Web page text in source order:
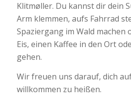
Klitmøller. Du kannst dir dein
Arm klemmen, aufs Fahrrad
Spaziergang im Wald machen
Eis, einen Kaffee in den Ort
gehen.
Wir freuen uns darauf, dich
willkommen zu heißen.